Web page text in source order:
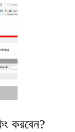
করবেন?